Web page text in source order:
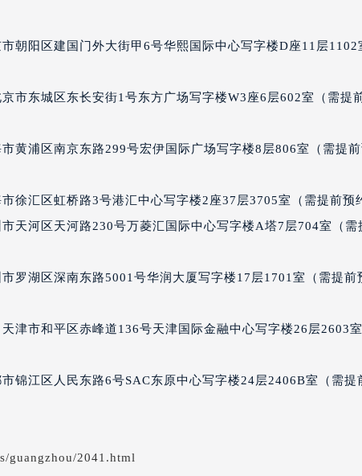
服务中心（需提前预约）
叉口波尔售后服务中心（需提前预约）
名表维修授权店1楼波尔售后服务中心（需提前预约）
场W3座6层602室波尔售后服务中心（需提前预约）
天下波尔售后服务中心（需提前预约）
王府井百货名表维修波尔售后服务中心（需提前预约）
洛街波尔售后服务中心（需提前预约）
波尔售后服务中心（需提前预约）
波尔售后服务中心（需提前预约）
大街波尔售后服务中心（需提前预约）
市朝阳区建国门外大街甲6号华熙国际中心写字楼D座11层1102
京市东城区东长安街1号东方广场写字楼W3座6层602室（需提
市黄浦区南京东路299号宏伊国际广场写字楼8层806室（需提
市徐汇区虹桥路3号港汇中心写字楼2座37层3705室（需提前预
市天河区天河路230号万菱汇国际中心写字楼A塔7层704室（需
市罗湖区深南东路5001号华润大厦写字楼17层1701室（需提前
天津市和平区赤峰道136号天津国际金融中心写字楼26层2603室
市锦江区人民东路6号SAC东原中心写字楼24层2406B室（需提
guangzhou/2041.html